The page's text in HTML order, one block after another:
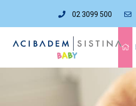
02 3099 500